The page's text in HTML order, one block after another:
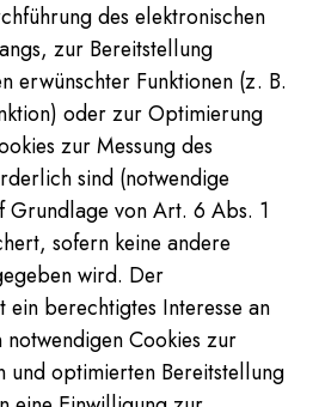
des elektronischen
zur Bereitstellung
erwünschter Funktionen (z. B.
oder zur Optimierung
zur Messung des
sind (notwendige
Grundlage von Art. 6 Abs. 1
sofern keine andere
wird. Der
berechtigtes Interesse an
Cookies zur
und optimierten Bereitstellung